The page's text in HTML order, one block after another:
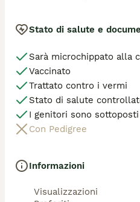
Stato di salute e
Sarà microchippato alla
Vaccinato
Trattato contro i vermi
Stato di salute
I genitori sono
Con Pedigree
Informazioni
Visualizzazioni